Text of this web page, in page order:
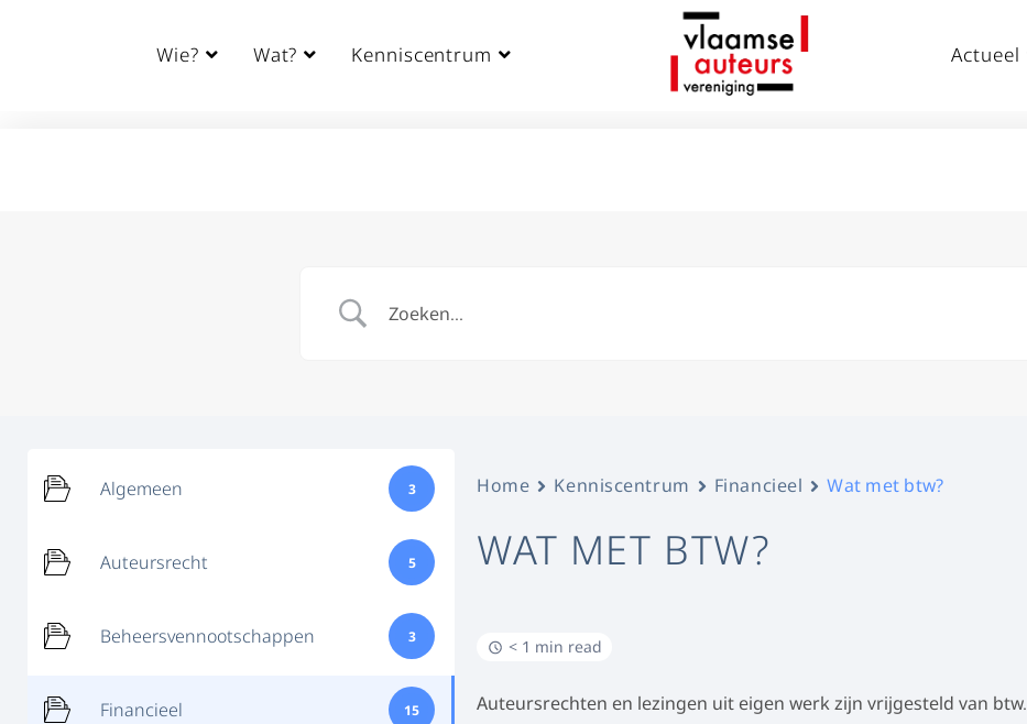
Wie? Wat? Kenniscentrum Actueel
Algemeen 3
Auteursrecht 5
Beheersvennootschappen 3
Financieel 15
Home Kenniscentrum Financieel Wat met btw?
WAT MET BTW?
< 1 min read
Auteursrechten en lezingen uit eigen werk zijn vrijgesteld van btw.